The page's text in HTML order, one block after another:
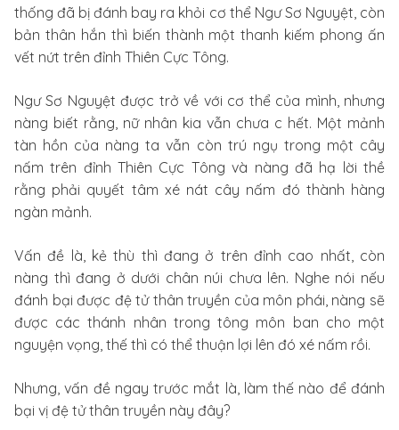
thống đã bị đánh bay ra khỏi cơ thể Ngư Sơ Nguyệt, còn
bản thân hắn thì biến thành một thanh kiếm phong ấn
vết nứt trên đỉnh Thiên Cực Tông.
Ngư Sơ Nguyệt được trở về với cơ thể của mình, nhưng
nàng biết rằng, nữ nhân kia vẫn chưa c hết. Một mảnh
tàn hồn của nàng ta vẫn còn trú ngụ trong một cây
nấm trên đỉnh Thiên Cực Tông và nàng đã hạ lời thề
rằng phải quyết tâm xé nát cây nấm đó thành hàng
ngàn mảnh.
Vấn đề là, kẻ thù thì đang ở trên đỉnh cao nhất, còn
nàng thì đang ở dưới chân núi chưa lên. Nghe nói nếu
đánh bại được đệ tử thân truyền của môn phái, nàng sẽ
được các thánh nhân trong tông môn ban cho một
nguyện vọng, thế thì có thể thuận lợi lên đó xé nấm rồi.
Nhưng, vấn đề ngay trước mắt là, làm thế nào để đánh
bại vị đệ tử thân truyền này đây?